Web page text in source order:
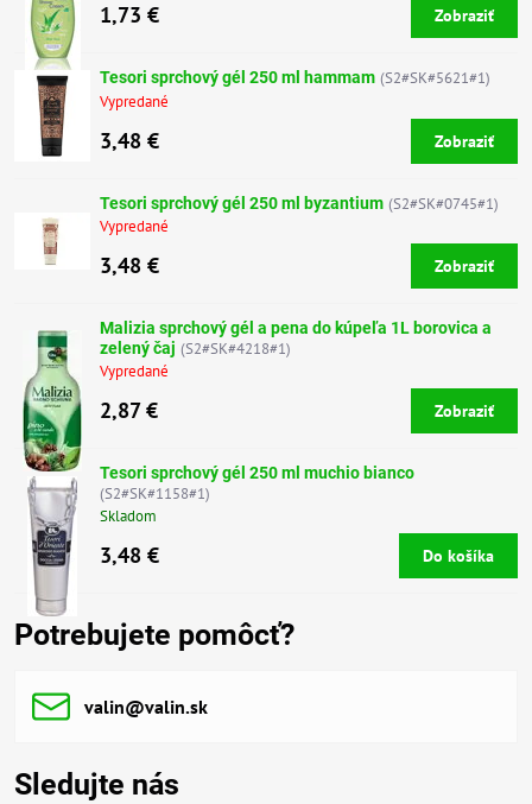
1,73 € Zobraziť
Tesori sprchový gél 250 ml hammam (S2#SK#5621#1)
Vypredané
3,48 € Zobraziť
Tesori sprchový gél 250 ml byzantium (S2#SK#0745#1)
Vypredané
3,48 € Zobraziť
Malizia sprchový gél a pena do kúpeľa 1L borovica a
zelený čaj (S2#SK#4218#1)
Vypredané
2,87 € Zobraziť
Tesori sprchový gél 250 ml muchio bianco
(S2#SK#1158#1)
Skladom
3,48 € Do košíka
Potrebujete pomôcť?
valin​@valin​.sk
Sledujte nás